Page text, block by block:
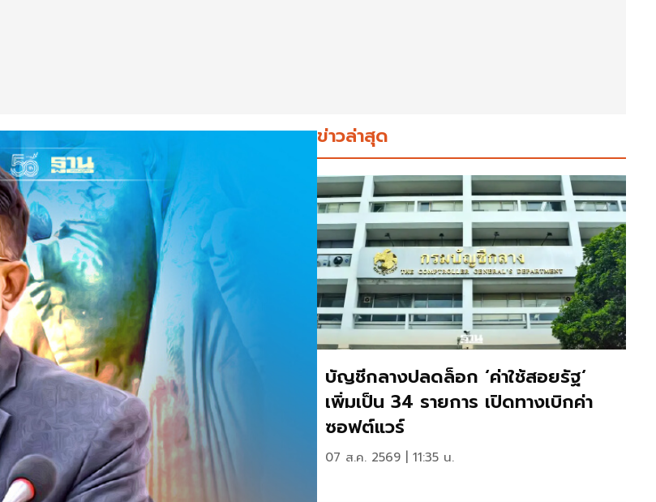
ข่าวล่าสุด
บัญชีกลางปลดล็อก ‘ค่าใช้สอยรัฐ‘
เพิ่มเป็น 34 รายการ เปิดทางเบิกค่า
ซอฟต์แวร์
07 ส.ค. 2569 | 11:35 น.